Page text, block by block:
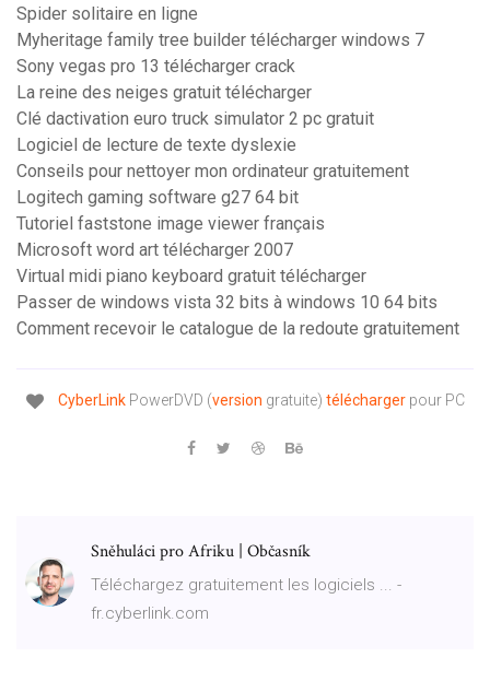
Spider solitaire en ligne
Myheritage family tree builder télécharger windows 7
Sony vegas pro 13 télécharger crack
La reine des neiges gratuit télécharger
Clé dactivation euro truck simulator 2 pc gratuit
Logiciel de lecture de texte dyslexie
Conseils pour nettoyer mon ordinateur gratuitement
Logitech gaming software g27 64 bit
Tutoriel faststone image viewer français
Microsoft word art télécharger 2007
Virtual midi piano keyboard gratuit télécharger
Passer de windows vista 32 bits à windows 10 64 bits
Comment recevoir le catalogue de la redoute gratuitement
CyberLinkPowerDVD (version gratuite) téléchargerpour PC
Sněhuláci pro Afriku | Občasník
Téléchargez gratuitement les logiciels ... -
fr.cyberlink.com